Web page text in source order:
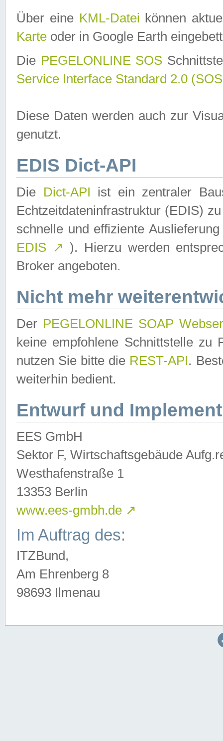
Über eine KML-Datei können
Karte oder in Google Earth
Die PEGELONLINE SOS
Service Interface Standard 2.0
Diese Daten werden auch zur
genutzt.
EDIS Dict-API
Die Dict-API ist ein zentraler
Echtzeitdateninfrastruktur (EDIS)
schnelle und effiziente
EDIS ↗ ). Hierzu werden
Broker angeboten.
Nicht mehr
Der PEGELONLINE SOAP
keine empfohlene Schnittstelle zu
nutzen Sie bitte die REST-API.
weiterhin bedient.
Entwurf und
EES GmbH
Sektor F, Wirtschaftsgebäude
Westhafenstraße 1
13353 Berlin
www.ees-gmbh.de ↗
Im Auftrag des:
ITZBund,
Am Ehrenberg 8
98693 Ilmenau